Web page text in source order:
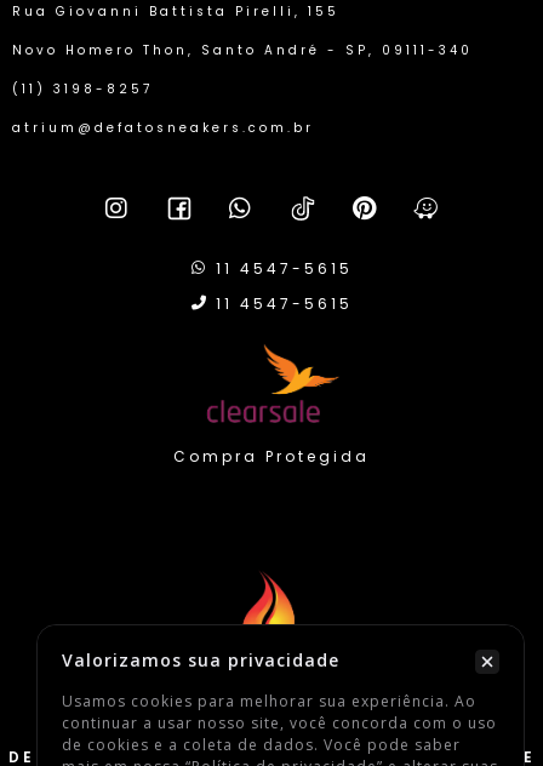
Valorizamos sua privacidade
Usamos cookies para melhorar sua experiência. Ao
continuar a usar nosso site, você concorda com o uso
de cookies e a coleta de dados. Você pode saber
Rua Giovanni Battista Pirelli, 155
Novo Homero Thon, Santo André - SP, 09111-340
(11) 3198-8257
atrium@defatosneakers.com.br
11 4547-5615
11 4547-5615
Compra Protegida
2026 Defato Sneakers
Todos os Direitos Reservados
DEFATO COMERCIO DE CALCADOS, VESTUARIOS E